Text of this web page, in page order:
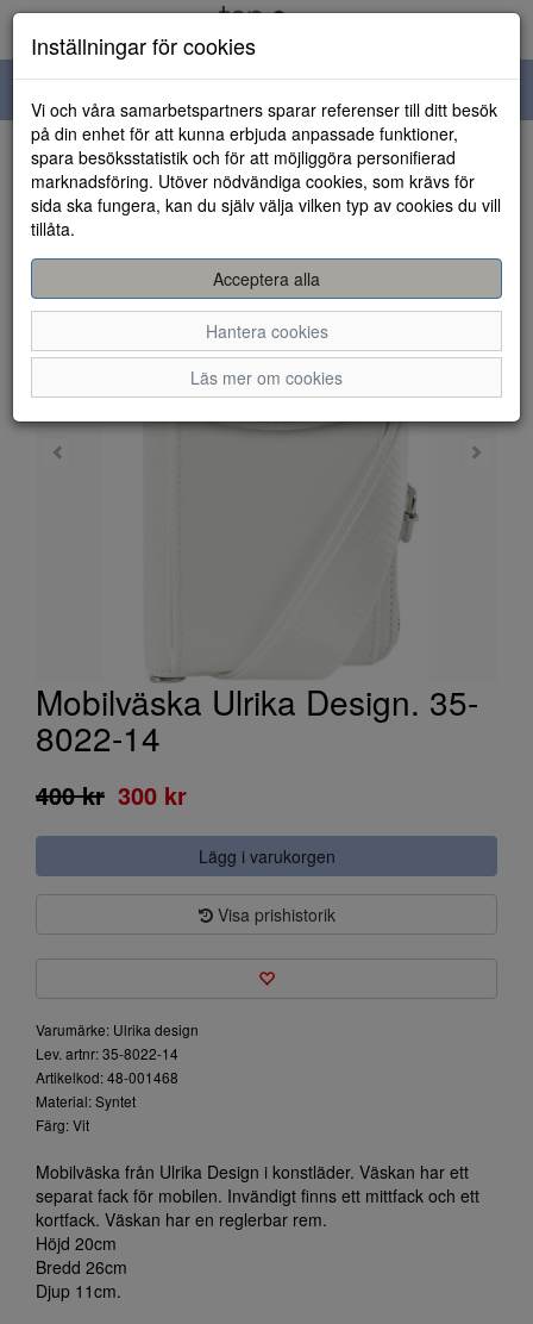
navigation
HEM
Mobilväska Ulrika Design. 35-
8022-14
400 kr 300 kr
Lägg i varukorgen
Visa prishistorik
Varumärke: Ulrika design
Lev. artnr: 35-8022-14
Artikelkod: 48-001468
Material: Syntet
Färg: Vit
Mobilväska från Ulrika Design i konstläder. Väskan har ett
separat fack för mobilen. Invändigt finns ett mittfack och ett
kortfack. Väskan har en reglerbar rem.
Höjd 20cm
Bredd 26cm
Djup 11cm.
Inställningar för cookies
Vi och våra samarbetspartners sparar referenser till ditt besök
på din enhet för att kunna erbjuda anpassade funktioner,
spara besöksstatistik och för att möjliggöra personifierad
marknadsföring. Utöver nödvändiga cookies, som krävs för
sida ska fungera, kan du själv välja vilken typ av cookies du vill
tillåta.
Acceptera alla
Hantera cookies
Läs mer om cookies